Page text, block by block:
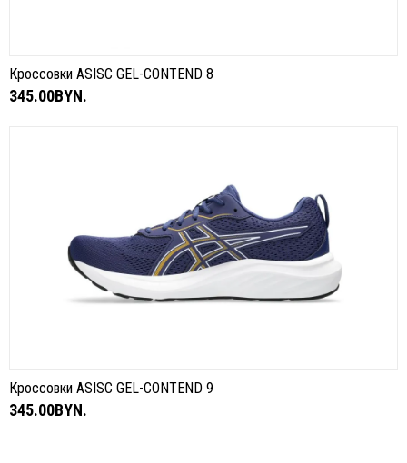
Кроссовки ASISC GEL-CONTEND 8
345.00BYN.
Кроссовки ASISC GEL-CONTEND 9
345.00BYN.